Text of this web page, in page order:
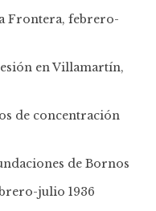
Frontera, febrero-
en Villamartín,
de concentración
de Bornos
julio 1936